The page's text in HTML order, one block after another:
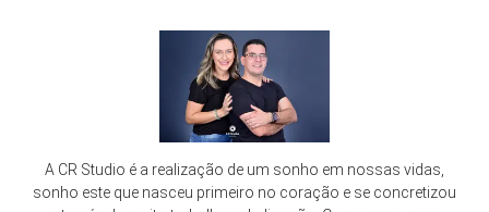
A CR Studio é a realização de um sonho em nossas vidas,
sonho este que nasceu primeiro no coração e se concretizou